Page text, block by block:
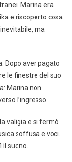
Marina era
e riscoperto cosa
ma
Dopo aver pagato
le finestre del suo
Marina non
l’ingresso.
valigia e si fermò
soffusa e voci.
il suono.